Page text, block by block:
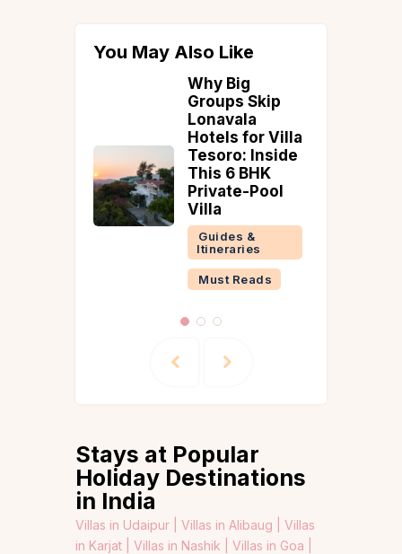
You May Also Like
Monsoon Villas
in the Western
Ghats: 16 Stays
for Lonavala,
Karjat &
Mahabaleshwa
r
Guides &
Itineraries
Stays at Popular
Holiday Destinations
in India
Villas in Udaipur | Villas in Alibaug | Villas
in Karjat | Villas in Nashik | Villas in Goa |